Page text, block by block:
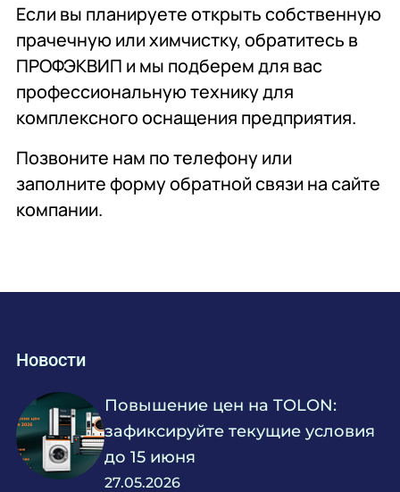
Если вы планируете открыть собственную
прачечную или химчистку, обратитесь в
ПРОФЭКВИП и мы подберем для вас
профессиональную технику для
комплексного оснащения предприятия.
Позвоните нам по телефону или
заполните форму обратной связи на сайте
компании.
Новости
Повышение цен на TOLON:
зафиксируйте текущие условия
до 15 июня
27.05.2026